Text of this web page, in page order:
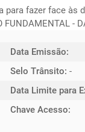
fazer face às
-
Data Emissão:
Selo Trânsito: -
Data Limite para
Chave Acesso: